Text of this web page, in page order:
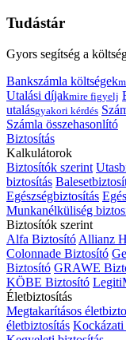
Tudástár
Gyors segítség a
Bankszámla költségek
Utalási díjakmire figyelj
utalásgyakori kérdés
Számla összehasonlító
Biztosítás
Kalkulátorok
Biztosítók szerint
biztosítás
Egészségbiztosítás
Munkanélküliség
Biztosítók szerint
Alfa Biztosító Allianz
Colonnade Biztosító
Biztosító GRAWE
KÖBE Biztosító
Életbiztosítás
Megtakarításos
életbiztosítás Kockázati